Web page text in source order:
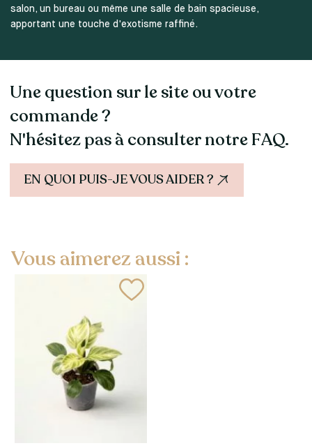
salon, un bureau ou même une salle de bain spacieuse,
apportant une touche d'exotisme raffiné.
Une question sur le site ou votre
commande ?
N'hésitez pas à consulter notre FAQ.
EN QUOI PUIS-JE VOUS AIDER ?
Vous aimerez aussi :